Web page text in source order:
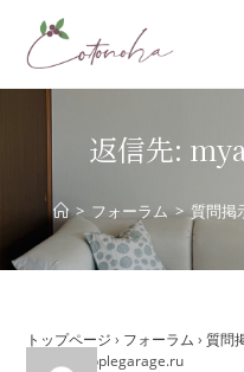
返信先:
> フォーラム > 質問掲
トップページ › フォーラム › 質問
信先: myapplegarage.ru